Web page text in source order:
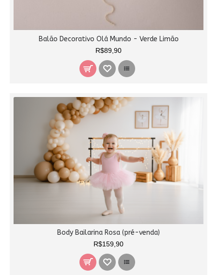
Balão Decorativo Olá Mundo - Verde Limão
R$89,90
Body Bailarina Rosa (pré-venda)
R$159,90